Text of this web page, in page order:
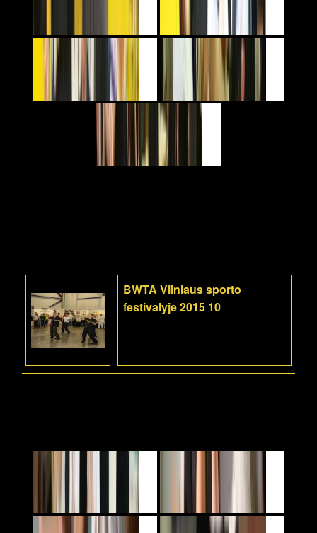
BWTA Vilniaus sporto
festivalyje 2015 10